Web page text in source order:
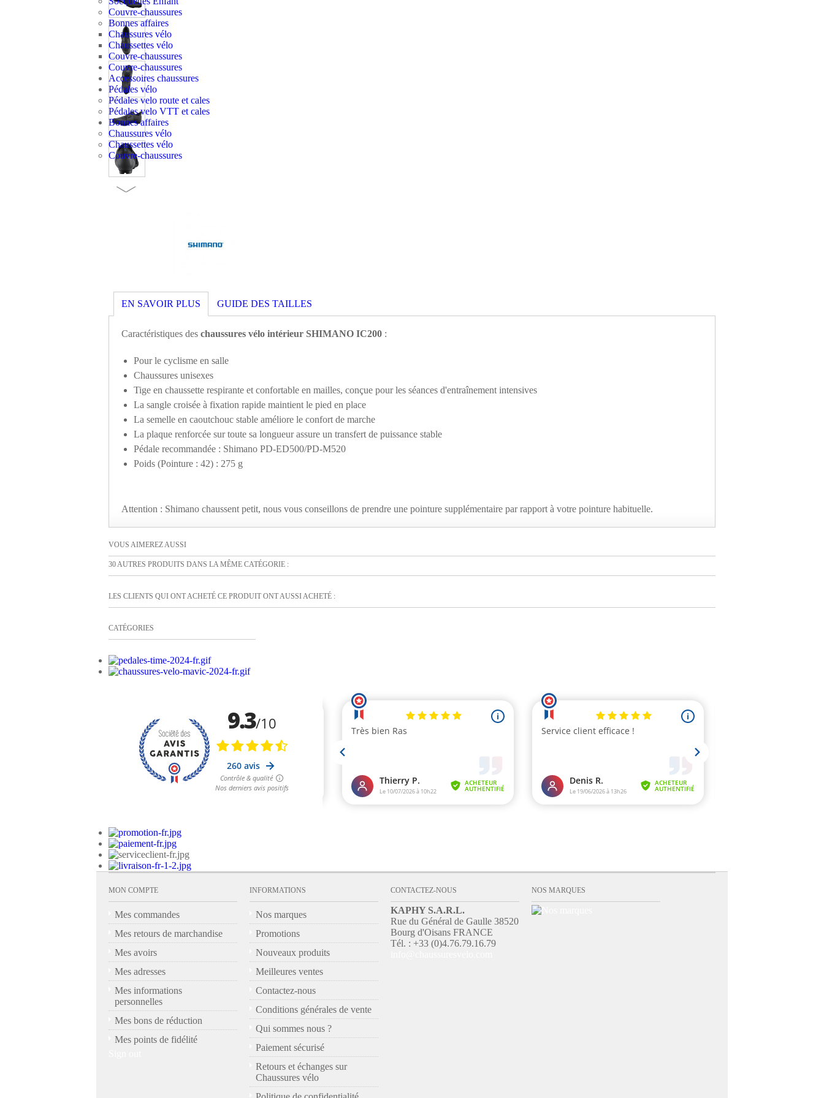
Couvre-chaussures
Bonnes affaires
Chaussures vélo
Chaussettes vélo
Couvre-chaussures
Couvre-chaussures
Accessoires chaussures
Pédales vélo
Pédales velo route et cales
Pédales velo VTT et cales
Bonnes affaires
Chaussures vélo
Chaussettes vélo
Couvre-chaussures
EN SAVOIR PLUS GUIDE DES TAILLES
Caractéristiques des chaussures vélo intérieur SHIMANO IC200 :
Pour le cyclisme en salle
Chaussures unisexes
Tige en chaussette respirante et confortable en mailles, conçue pour les séances d'entraînement intensives
La sangle croisée à fixation rapide maintient le pied en place
La semelle en caoutchouc stable améliore le confort de marche
La plaque renforcée sur toute sa longueur assure un transfert de puissance stable
Pédale recommandée : Shimano PD-ED500/PD-M520
Poids (Pointure : 42) : 275 g
Attention : Shimano chaussent petit, nous vous conseillons de prendre une pointure supplémentaire par rapport à votre pointure habituelle.
VOUS AIMEREZ AUSSI
30 AUTRES PRODUITS DANS LA MÊME CATÉGORIE :
LES CLIENTS QUI ONT ACHETÉ CE PRODUIT ONT AUSSI ACHETÉ :
CATÉGORIES
MON COMPTE
Mes commandes
Mes retours de marchandise
Mes avoirs
Mes adresses
Mes informations
personnelles
Mes bons de réduction
Mes points de fidélité
INFORMATIONS
Nos marques
Promotions
Nouveaux produits
Meilleures ventes
Contactez-nous
Conditions générales de vente
Qui sommes nous ?
Paiement sécurisé
Retours et échanges sur
Chaussures vélo
CONTACTEZ-NOUS
KAPHY S.A.R.L.
Rue du Général de Gaulle 38520
Bourg d'Oisans FRANCE
Tél. : +33 (0)4.76.79.16.79
NOS MARQUES